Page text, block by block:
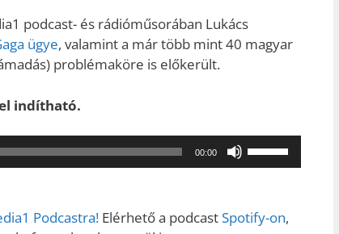
podcast- és rádióműsorában Lukács
ügye, valamint a már több mint 40 magyar
problémaköre is előkerült.
indítható.
00:00
A
hangerő
csökkentéséhez
Podcastra! Elérhető a podcastSpotify-on,